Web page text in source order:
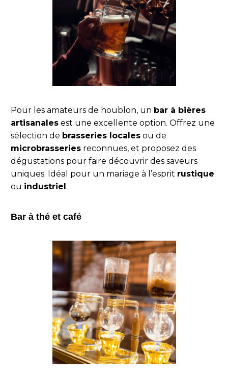
Pour les amateurs de houblon, un bar à bières
artisanales est une excellente option. Offrez une
sélection de brasseries locales ou de
microbrasseries reconnues, et proposez des
dégustations pour faire découvrir des saveurs
uniques. Idéal pour un mariage à l’esprit rustique
ou industriel.
Bar à thé et café